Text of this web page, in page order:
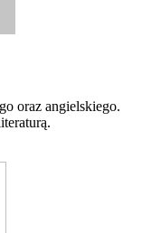
oraz angielskiego.